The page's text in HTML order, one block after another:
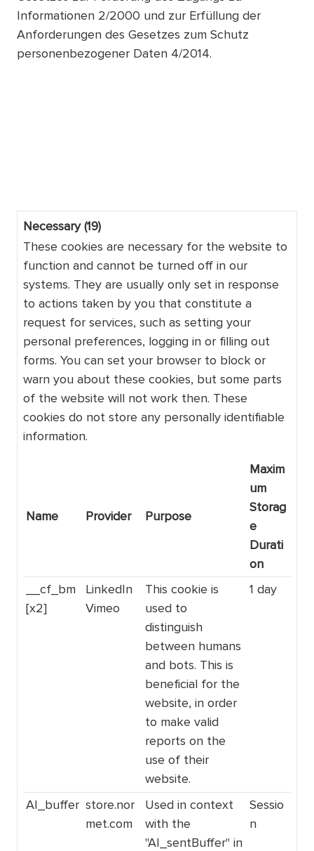
Informationen 2/2000 und zur Erfüllung der
Anforderungen des Gesetzes zum Schutz
personenbezogener Daten 4/2014.
Necessary (19)
These cookies are necessary for the website to
function and cannot be turned off in our
systems. They are usually only set in response
to actions taken by you that constitute a
request for services, such as setting your
personal preferences, logging in or filling out
forms. You can set your browser to block or
warn you about these cookies, but some parts
of the website will not work then. These
cookies do not store any personally identifiable
information.
Name Provider Purpose
Maxim
um
Storag
e
Durati
on
__cf_bm
[x2]
LinkedIn
Vimeo
This cookie is
used to
distinguish
between humans
and bots. This is
beneficial for the
website, in order
to make valid
reports on the
use of their
website.
1 day
AI_buffer store.nor
met.com
Used in context
with the
"AI_sentBuffer" in
Sessio
n